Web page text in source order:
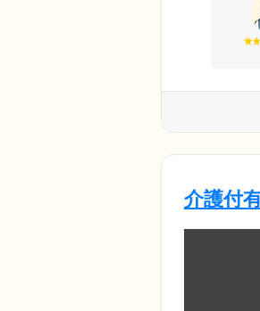
してい
介護付